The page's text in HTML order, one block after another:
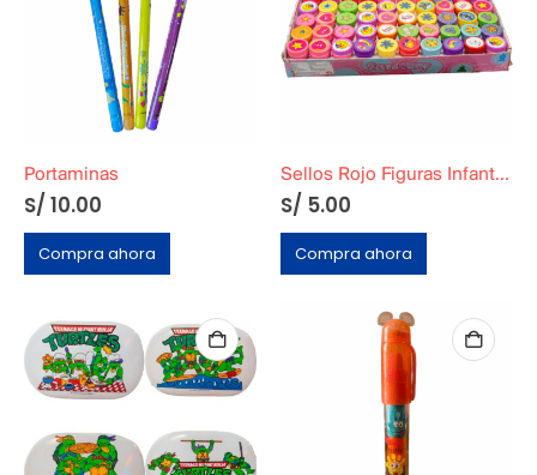
Portaminas
S/ 10.00
Compra ahora
Sellos Rojo Figuras Infantiles
S/ 5.00
Compra ahora